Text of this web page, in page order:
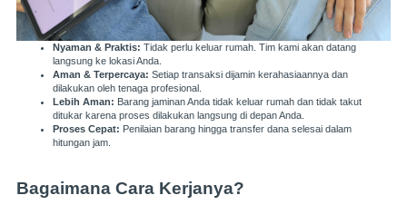
Nyaman & Praktis: Tidak perlu keluar rumah. Tim kami akan datang
langsung ke lokasi Anda.
Aman & Terpercaya: Setiap transaksi dijamin kerahasiaannya dan
dilakukan oleh tenaga profesional.
Lebih Aman: Barang jaminan Anda tidak keluar rumah dan tidak takut
ditukar karena proses dilakukan langsung di depan Anda.
Proses Cepat: Penilaian barang hingga transfer dana selesai dalam
hitungan jam.
Bagaimana Cara Kerjanya?